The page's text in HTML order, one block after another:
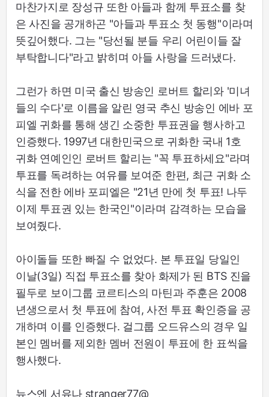
마찬가지로 장성규 또한 아들과 함께 투표소를 찾
은 사진을 공개하곤 "아들과 투표소 첫 동행"이라며
뜻깊어했다. 그는 "당선될 분들 우리 어린이들 잘
부탁합니다"라고 밝히며 아들 사랑을 드러냈다.
그런가 하면 미국 출신 방송인 로버트 할리와 '미녀
들의 수다'로 이름을 알린 영국 추신 방송인 에바 포
피엘 귀화를 통해 생긴 소중한 투표권을 행사하고
인증했다. 1997년 대한민국으로 귀화한 국내 1호
귀화 연예인인 로버트 할리는 "꼭 투표하세요"라며
투표를 독려하는 여유를 보여준 한편, 최근 귀화 소
식을 전한 에바 포피엘은 "21년 만에 첫 투표! 나두
이제 투표권 있는 한국인"이라며 감격하는 모습을
보여줬다.
아이돌들 또한 빠질 수 없었다. 본 투표일 당일인
이날(3일) 직접 투표소를 찾아 화제가 된 BTS 진을
필두로 보이그룹 코르티스의 마틴과 주훈은 2008
년생으로서 첫 투표에 참여, 사전 투표 확인증을 공
개하며 이를 인증했다. 걸그룹 오드유스의 경우 일
본인 멤버를 제외한 멤버 전원이 투표에 한 표씩을
행사했다.
뉴스엔 서유나 stranger77@